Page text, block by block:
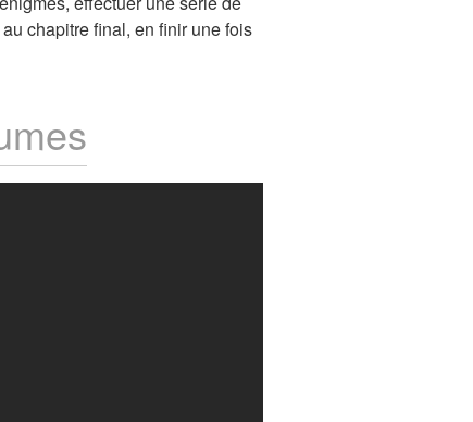
chapitre final, en finir une fois